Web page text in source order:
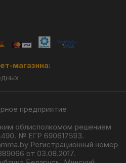
магазина:
предприятие
облисполкомом решением
№ ЕГР 690617593.
Регистрационный номер
от 03.08.2017.